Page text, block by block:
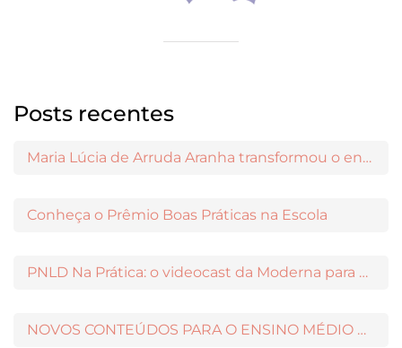
Posts recentes
Maria Lúcia de Arruda Aranha transformou o ensino de Filosofia no Brasil
Conheça o Prêmio Boas Práticas na Escola
PNLD Na Prática: o videocast da Moderna para apoiar a escolha das obras aprovadas
NOVOS CONTEÚDOS PARA O ENSINO MÉDIO DISPONÍVEIS NO MODERNAMIGOS